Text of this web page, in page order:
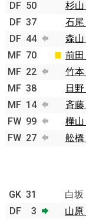
DF 50 杉
DF 37 石
DF 44 森
MF 70 前
MF 22 竹
MF 38 日
MF 14 斉
FW 99 樺
FW 27 舩
GK 31
白
DF
3 山